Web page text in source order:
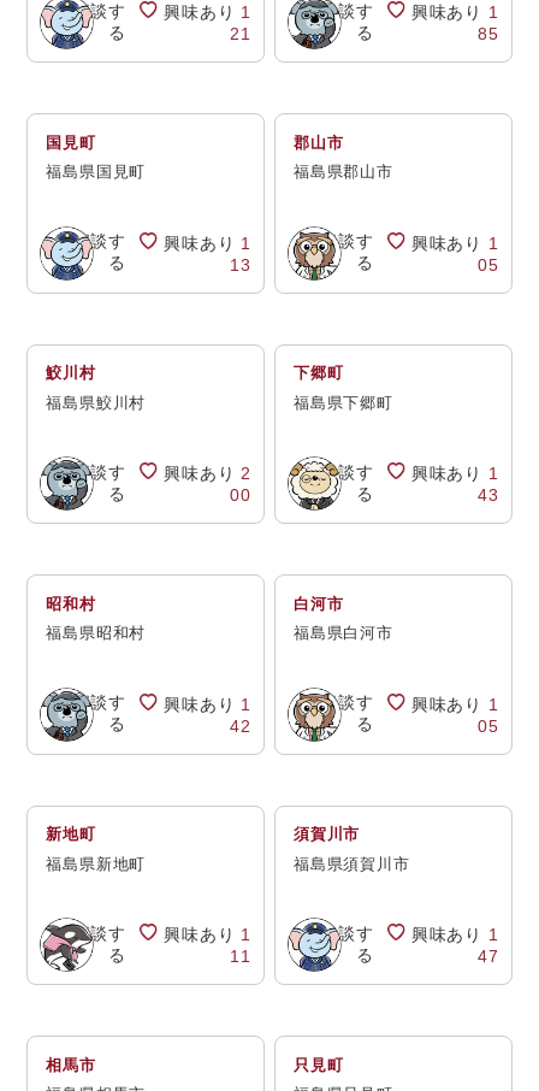
相談す
る
興味あり 1
21
相談す
る
興味あり 1
85
国見町
福島県国見町
相談す
る
興味あり 1
13
郡山市
福島県郡山市
相談す
る
興味あり 1
05
鮫川村
福島県鮫川村
相談す
る
興味あり 2
00
下郷町
福島県下郷町
相談す
る
興味あり 1
43
昭和村
福島県昭和村
相談す
る
興味あり 1
42
白河市
福島県白河市
相談す
る
興味あり 1
05
新地町
福島県新地町
相談す
る
興味あり 1
11
須賀川市
福島県須賀川市
相談す
る
興味あり 1
47
相馬市
只見町